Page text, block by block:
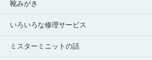
靴みがき
いろいろな修理サービス
ミスターミニットの話